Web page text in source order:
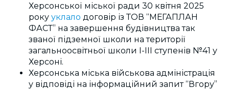
Херсонської міської ради 30 квітня 2025
року уклало договір із ТОВ “МЕГАПЛАН
ФАСТ” на завершення будівництва так
званої підземної школи на території
загальноосвітньої школи І-ІІІ ступенів №41 у
Херсоні.
Херсонська міська військова адміністрація
у відповіді на інформаційний запит “Вгору”